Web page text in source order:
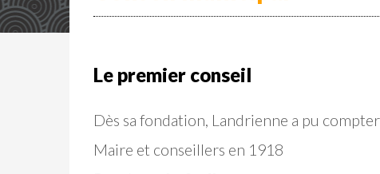
Le premier conseil
Dès sa fondation, Landrienne a pu
Maire et conseillers en 1918